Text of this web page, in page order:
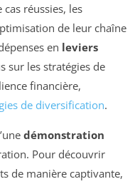
cas réussies, les
de leur chaîne
en leviers
sur les stratégies de
financière,
de diversification.
démonstration
Pour découvrir
de manière captivante,